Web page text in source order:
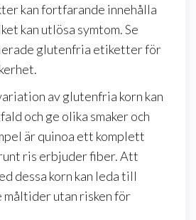
kan fortfarande innehålla
kan utlösa symtom. Se
glutenfria etiketter för
av glutenfria korn kan
och ge olika smaker och
är quinoa ett komplett
ris erbjuder fiber. Att
dessa korn kan leda till
utan risken för